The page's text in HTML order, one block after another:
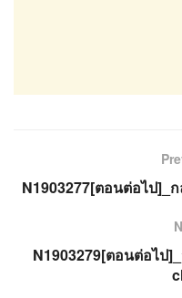
N1903277[ตอนต่อไป]_
N1903279[ตอนต่อไป